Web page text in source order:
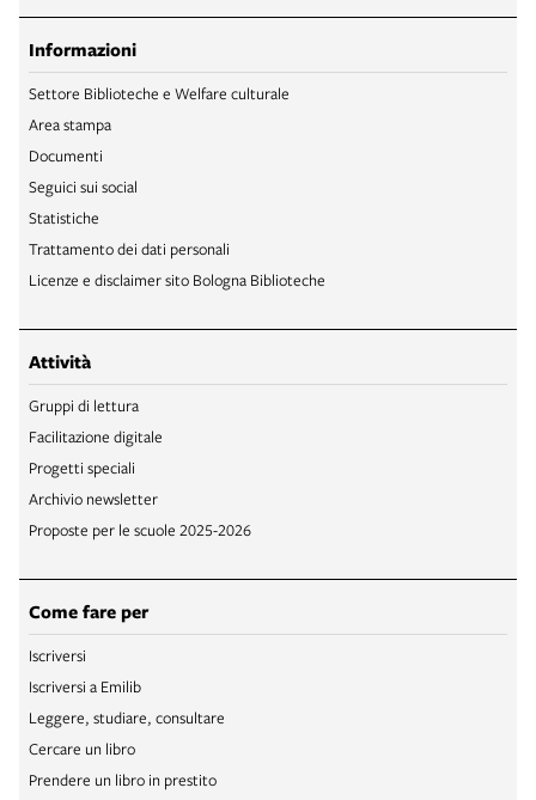
Informazioni
Settore Biblioteche e Welfare culturale
Area stampa
Documenti
Seguici sui social
Statistiche
Trattamento dei dati personali
Licenze e disclaimer sito Bologna Biblioteche
Attività
Gruppi di lettura
Facilitazione digitale
Progetti speciali
Archivio newsletter
Proposte per le scuole 2025-2026
Come fare per
Iscriversi
Iscriversi a Emilib
Leggere, studiare, consultare
Cercare un libro
Prendere un libro in prestito